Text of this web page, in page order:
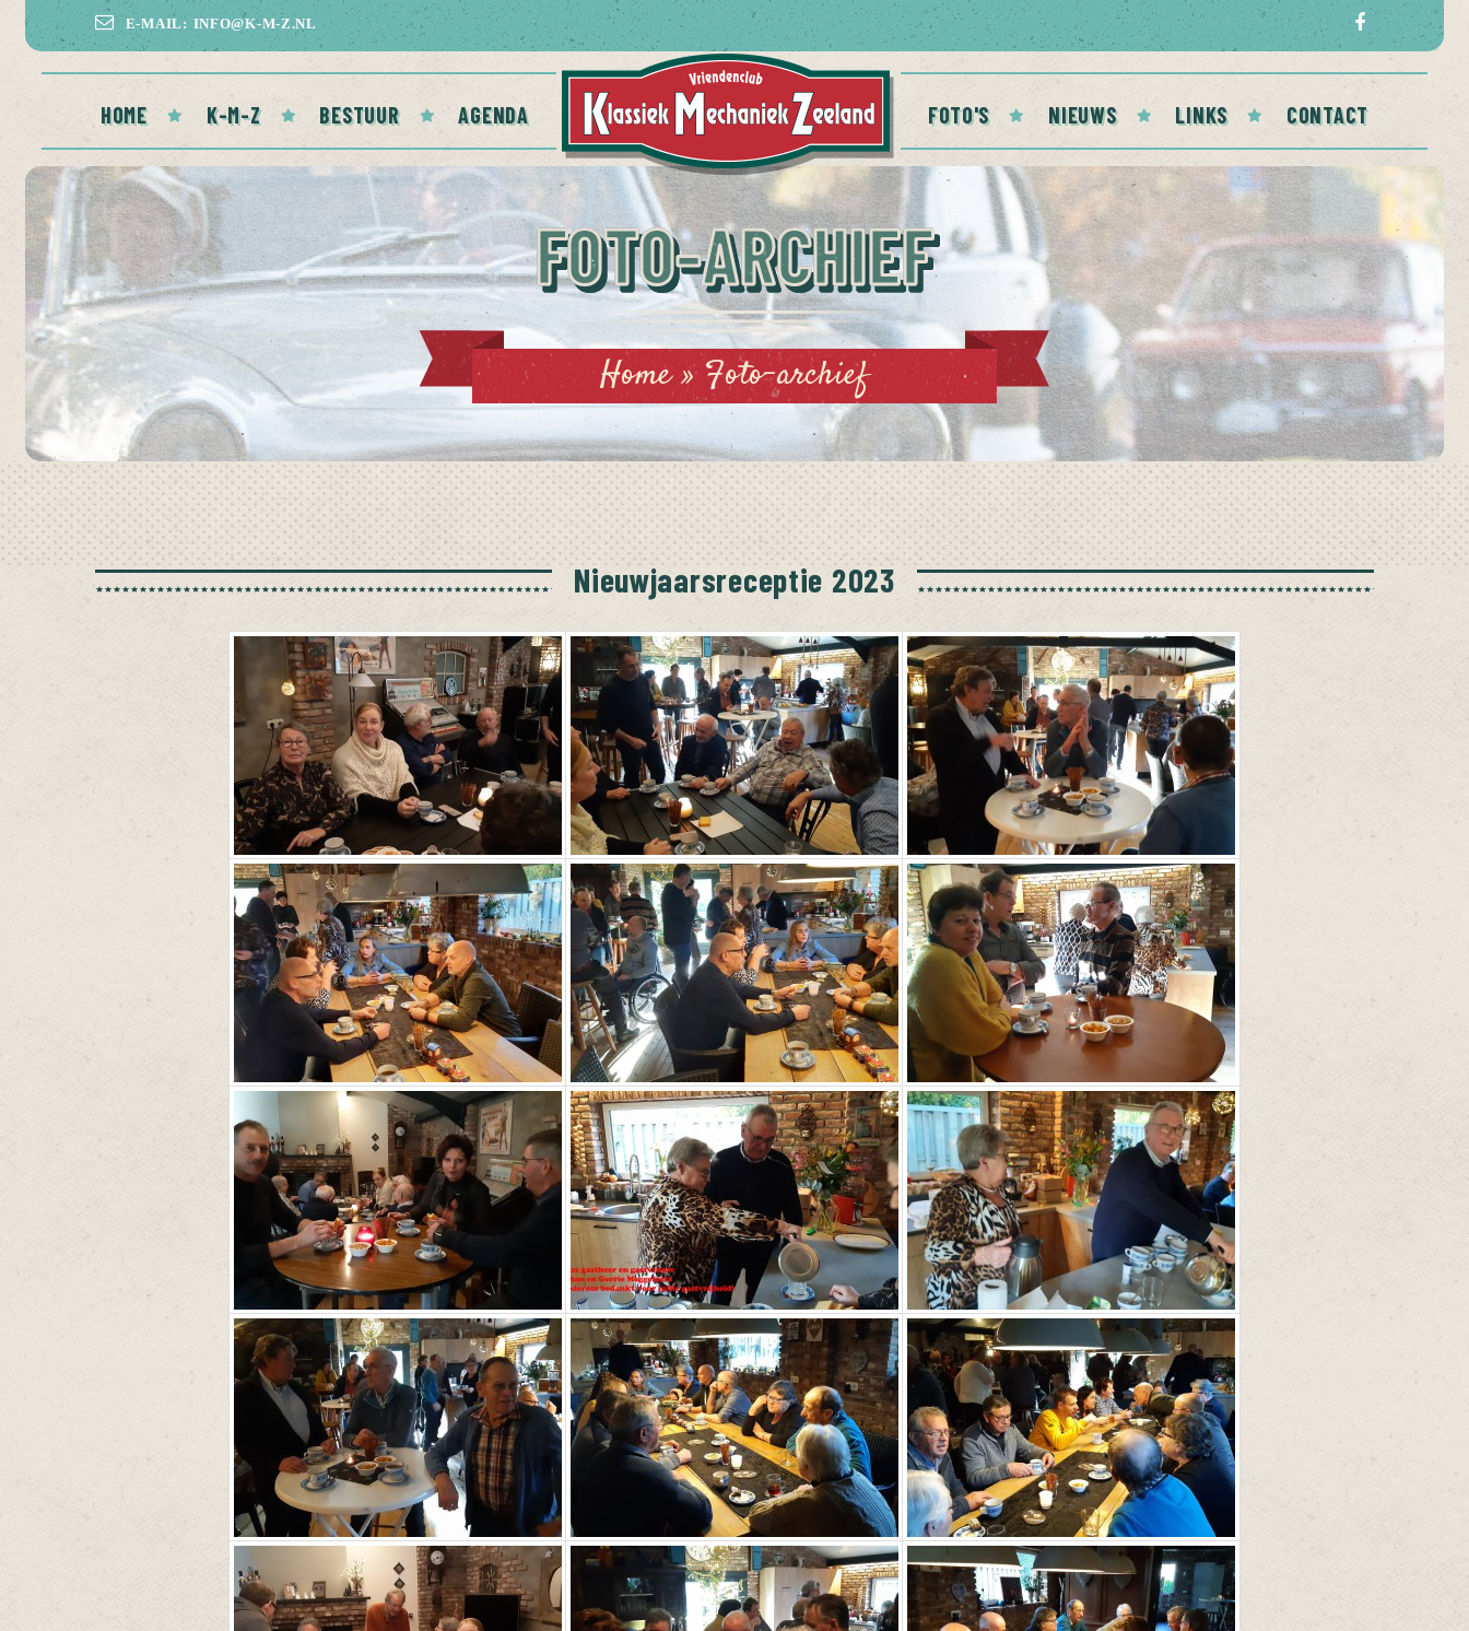
E-MAIL: INFO@K-M-Z.NL
HOME K-M-Z BESTUUR AGENDA FOTO'S NIEUWS LINKS CONTACT
FOTO-ARCHIEF
Home»Foto-archief
Nieuwjaarsreceptie 2023